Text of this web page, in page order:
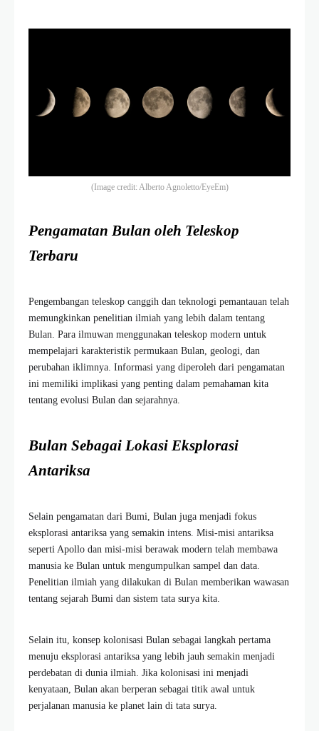
(Image credit: Alberto Agnoletto/EyeEm)
Pengamatan Bulan oleh Teleskop
Terbaru
Pengembangan teleskop canggih dan teknologi pemantauan telah
memungkinkan penelitian ilmiah yang lebih dalam tentang
Bulan. Para ilmuwan menggunakan teleskop modern untuk
mempelajari karakteristik permukaan Bulan, geologi, dan
perubahan iklimnya. Informasi yang diperoleh dari pengamatan
ini memiliki implikasi yang penting dalam pemahaman kita
tentang evolusi Bulan dan sejarahnya.
Bulan Sebagai Lokasi Eksplorasi
Antariksa
Selain pengamatan dari Bumi, Bulan juga menjadi fokus
eksplorasi antariksa yang semakin intens. Misi-misi antariksa
seperti Apollo dan misi-misi berawak modern telah membawa
manusia ke Bulan untuk mengumpulkan sampel dan data.
Penelitian ilmiah yang dilakukan di Bulan memberikan wawasan
tentang sejarah Bumi dan sistem tata surya kita.
Selain itu, konsep kolonisasi Bulan sebagai langkah pertama
menuju eksplorasi antariksa yang lebih jauh semakin menjadi
perdebatan di dunia ilmiah. Jika kolonisasi ini menjadi
kenyataan, Bulan akan berperan sebagai titik awal untuk
perjalanan manusia ke planet lain di tata surya.